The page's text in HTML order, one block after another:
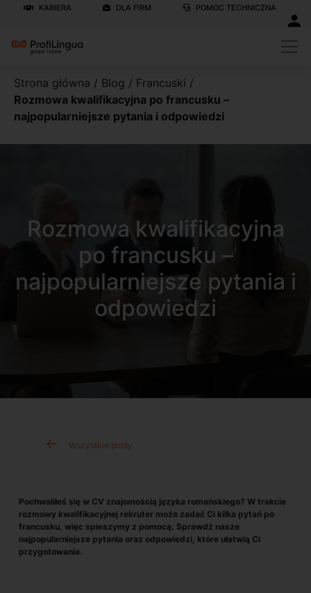
KARIERA DLA FIRM POMOC TECHNICZNA
Strona główna / Blog / Francuski /
Rozmowa kwalifikacyjna po francusku –
najpopularniejsze pytania i odpowiedzi
Rozmowa kwalifikacyjna
po francusku –
najpopularniejsze pytania i
odpowiedzi
Wszystkie posty
Pochwaliłeś się w CV znajomością języka romańskiego? W trakcie
rozmowy kwalifikacyjnej rekruter może zadać Ci kilka pytań po
francusku, więc spieszymy z pomocą. Sprawdź nasze
najpopularniejsze pytania oraz odpowiedzi, które ułatwią Ci
przygotowania.